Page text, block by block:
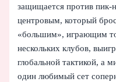
защищается против пик-
центровым, который
«большим», играющим
нескольких клубов,
глобальной тактикой, а
один любимый сет